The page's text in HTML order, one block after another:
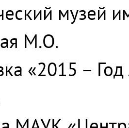
музей
М.О.
«2015 –